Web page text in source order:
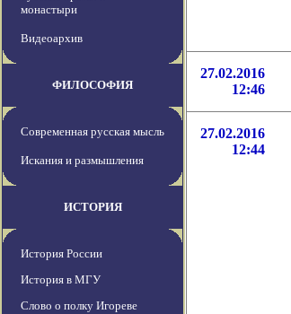
монастыри
Видеоархив
ФИЛОСОФИЯ
Современная русская мысль
Искания и размышления
ИСТОРИЯ
История России
История в МГУ
Слово о полку Игореве
27.02.2016
12:46
27.02.2016
12:44